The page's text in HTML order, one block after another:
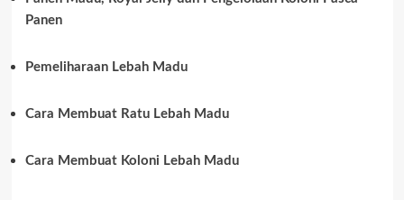
Panen
Pemeliharaan Lebah Madu
Cara Membuat Ratu Lebah Madu
Cara Membuat Koloni Lebah Madu